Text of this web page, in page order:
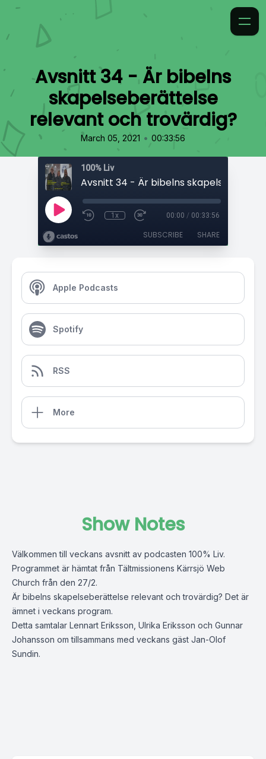
Avsnitt 34 - Är bibelns
skapelseberättelse
relevant och trovärdig?
March 05, 2021 • 00:33:56
100% Liv
1x 00:00 / 00:33:56
SUBSCRIBE SHARE
Apple Podcasts
Spotify
RSS
More
Show Notes
Välkommen till veckans avsnitt av podcasten 100% Liv.
Programmet är hämtat från Tältmissionens Kärrsjö Web
Church från den 27/2.
Är bibelns skapelseberättelse relevant och trovärdig? Det är
ämnet i veckans program.
Detta samtalar Lennart Eriksson, Ulrika Eriksson och Gunnar
Johansson om tillsammans med veckans gäst Jan-Olof
Sundin.